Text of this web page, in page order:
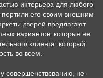
интерьера для любого
его своим внешним
дверей предлагают
вариантов, которые не
клиента, который
во всем.
совершенствованию, не